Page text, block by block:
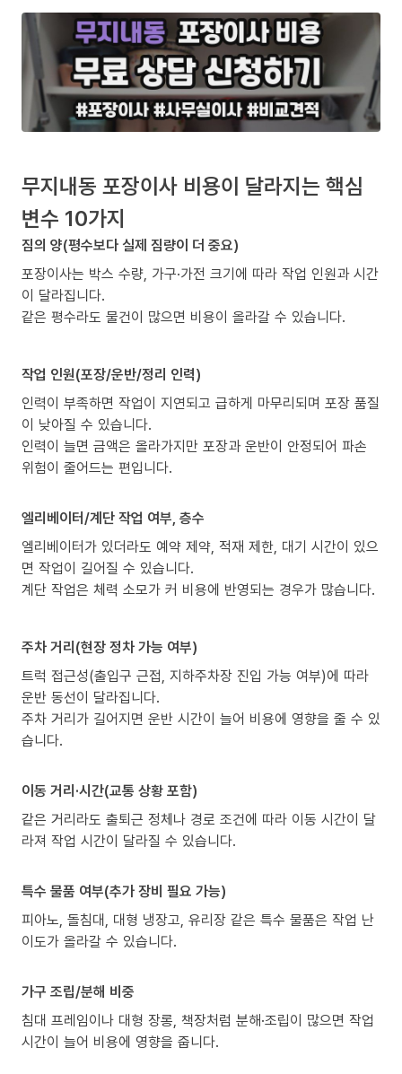
무지내동 포장이사 비용이 달라지는 핵심
변수 10가지
짐의 양(평수보다 실제 짐량이 더 중요)
포장이사는 박스 수량, 가구·가전 크기에 따라 작업 인원과 시간
이 달라집니다.
같은 평수라도 물건이 많으면 비용이 올라갈 수 있습니다.
작업 인원(포장/운반/정리 인력)
인력이 부족하면 작업이 지연되고 급하게 마무리되며 포장 품질
이 낮아질 수 있습니다.
인력이 늘면 금액은 올라가지만 포장과 운반이 안정되어 파손
위험이 줄어드는 편입니다.
엘리베이터/계단 작업 여부, 층수
엘리베이터가 있더라도 예약 제약, 적재 제한, 대기 시간이 있으
면 작업이 길어질 수 있습니다.
계단 작업은 체력 소모가 커 비용에 반영되는 경우가 많습니다.
주차 거리(현장 정차 가능 여부)
트럭 접근성(출입구 근접, 지하주차장 진입 가능 여부)에 따라
운반 동선이 달라집니다.
주차 거리가 길어지면 운반 시간이 늘어 비용에 영향을 줄 수 있
습니다.
이동 거리·시간(교통 상황 포함)
같은 거리라도 출퇴근 정체나 경로 조건에 따라 이동 시간이 달
라져 작업 시간이 달라질 수 있습니다.
특수 물품 여부(추가 장비 필요 가능)
피아노, 돌침대, 대형 냉장고, 유리장 같은 특수 물품은 작업 난
이도가 올라갈 수 있습니다.
가구 조립/분해 비중
침대 프레임이나 대형 장롱, 책장처럼 분해·조립이 많으면 작업
시간이 늘어 비용에 영향을 줍니다.